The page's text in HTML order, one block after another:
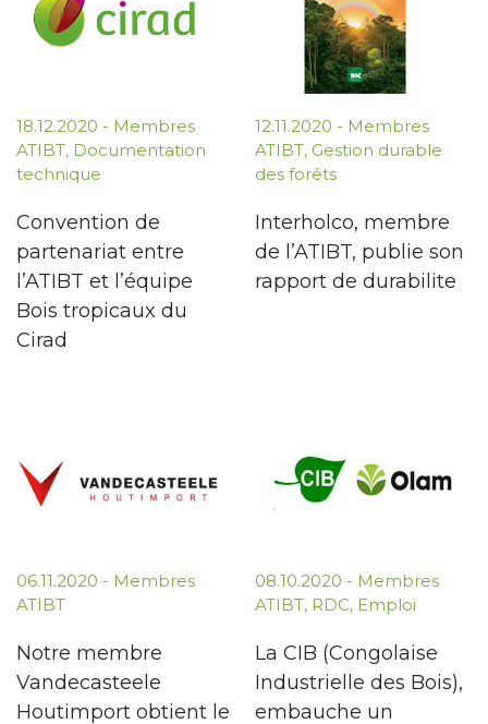
18.12.2020 - Membres
ATIBT, Documentation
technique
Convention de
partenariat entre
l’ATIBT et l’équipe
Bois tropicaux du
Cirad
12.11.2020 - Membres
ATIBT, Gestion durable
des forêts
Interholco, membre
de l’ATIBT, publie son
rapport de durabilite
06.11.2020 - Membres
ATIBT
Notre membre
Vandecasteele
Houtimport obtient le
08.10.2020 - Membres
ATIBT, RDC, Emploi
La CIB (Congolaise
Industrielle des Bois),
embauche un